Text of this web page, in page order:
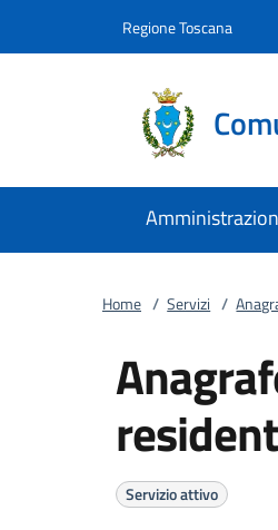
Regione Toscana
Home / Servizi /
Servizio attivo